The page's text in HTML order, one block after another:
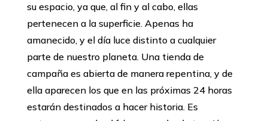
su espacio, ya que, al fin y al cabo, ellas
pertenecen a la superficie. Apenas ha
amanecido, y el día luce distinto a cualquier
parte de nuestro planeta. Una tienda de
campaña es abierta de manera repentina, y de
ella aparecen los que en las próximas 24 horas
estarán destinados a hacer historia. Es